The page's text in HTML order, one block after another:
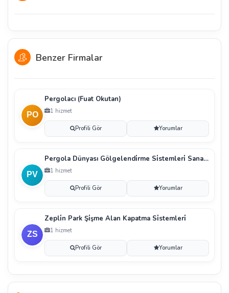
Benzer Firmalar
Pergolacı (Fuat Okutan)
1 hizmet
Profili Gör Yorumlar
Pergola Dünyası Gölgelendi̇rme Si̇stemleri̇ Sanayi̇ Ve
1 hizmet
Profili Gör Yorumlar
Zepli̇n Park Şi̇şme Alan Kapatma Si̇stemleri̇
1 hizmet
Profili Gör Yorumlar